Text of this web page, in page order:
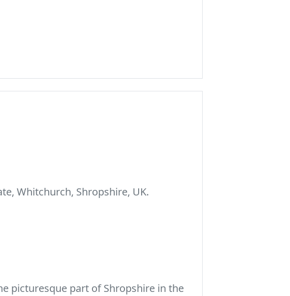
Whitchurch, Shropshire, UK.
picturesque part of Shropshire in the